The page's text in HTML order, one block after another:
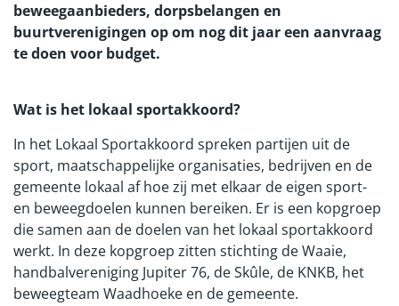
beweegaanbieders, dorpsbelangen en
buurtverenigingen op om nog dit jaar een aanvraag
te doen voor budget.
Wat is het lokaal sportakkoord?
In het Lokaal Sportakkoord spreken partijen uit de
sport, maatschappelijke organisaties, bedrijven en de
gemeente lokaal af hoe zij met elkaar de eigen sport-
en beweegdoelen kunnen bereiken. Er is een kopgroep
die samen aan de doelen van het lokaal sportakkoord
werkt. In deze kopgroep zitten stichting de Waaie,
handbalvereniging Jupiter 76, de Skûle, de KNKB, het
beweegteam Waadhoeke en de gemeente.